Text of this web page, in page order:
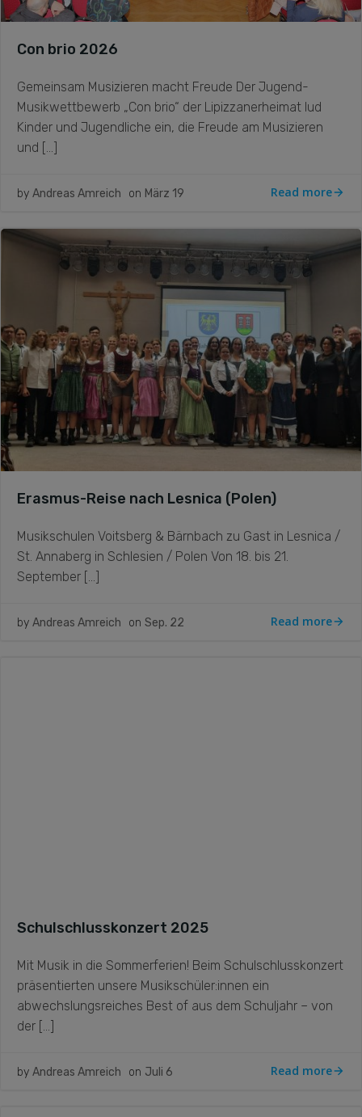
Con brio 2026
Gemeinsam Musizieren macht Freude Der Jugend-
Musikwettbewerb „Con brio“ der Lipizzanerheimat lud
Kinder und Jugendliche ein, die Freude am Musizieren
und […]
by Andreas Amreich on März 19 Read more
Erasmus-Reise nach Lesnica (Polen)
Musikschulen Voitsberg & Bärnbach zu Gast in Lesnica /
St. Annaberg in Schlesien / Polen Von 18. bis 21.
September […]
by Andreas Amreich on Sep. 22 Read more
Schulschlusskonzert 2025
Mit Musik in die Sommerferien! Beim Schulschlusskonzert
präsentierten unsere Musikschüler:innen ein
abwechslungsreiches Best of aus dem Schuljahr – von
der […]
by Andreas Amreich on Juli 6 Read more